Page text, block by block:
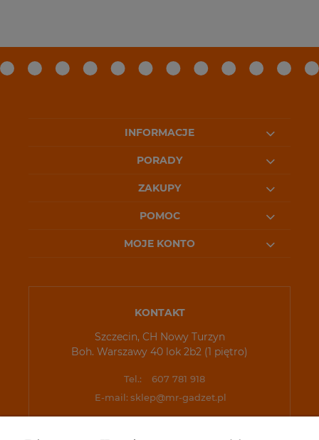
INFORMACJE
PORADY
ZAKUPY
POMOC
MOJE KONTO
KONTAKT
Szczecin, CH Nowy Turzyn
Boh. Warszawy 40 lok 2b2 (1 piętro)
Tel.:
607 781 918
E-mail: sklep@mr-gadzet.pl